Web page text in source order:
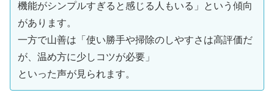
機能がシンプルすぎると感じる人もいる」という傾向
があります。
一方で山善は「使い勝手や掃除のしやすさは高評価だ
が、温め方に少しコツが必要」
といった声が見られます。